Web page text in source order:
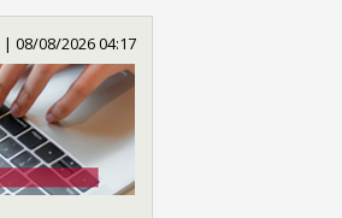
| 08/08/2026 04:17